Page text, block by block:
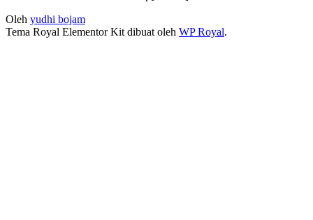
Oleh yudhi bojam
Tema Royal Elementor Kit dibuat oleh WP Royal.